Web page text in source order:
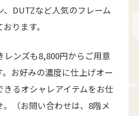
、DUTZなど人気のフレーム
ります。
レンズも8,800円からご用意
。お好みの濃度に仕上げオー
きるオシャレアイテムをお仕
。（お問い合わせは、8階メ